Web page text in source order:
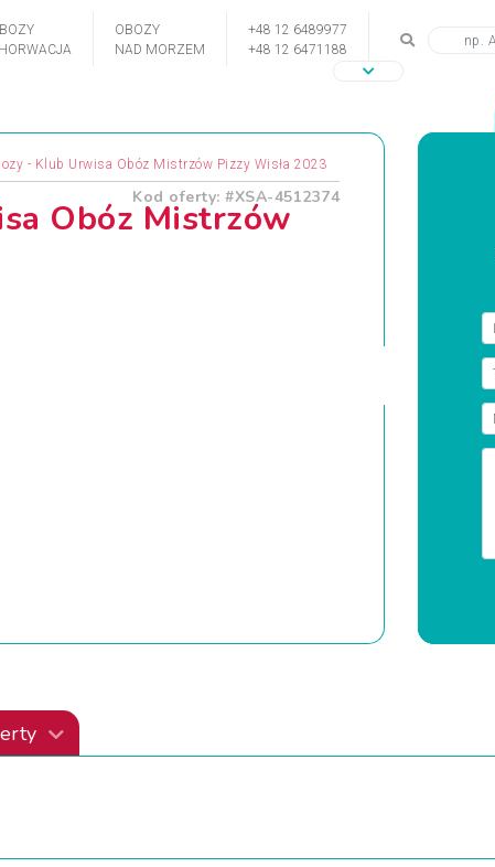
OBOZY
NAD MORZEM
+48 12 6489977
+48 12 6471188
- Klub Urwisa Obóz Mistrzów Pizzy Wisła 2023
Kod oferty: #XSA-4512374
Obóz Mistrzów